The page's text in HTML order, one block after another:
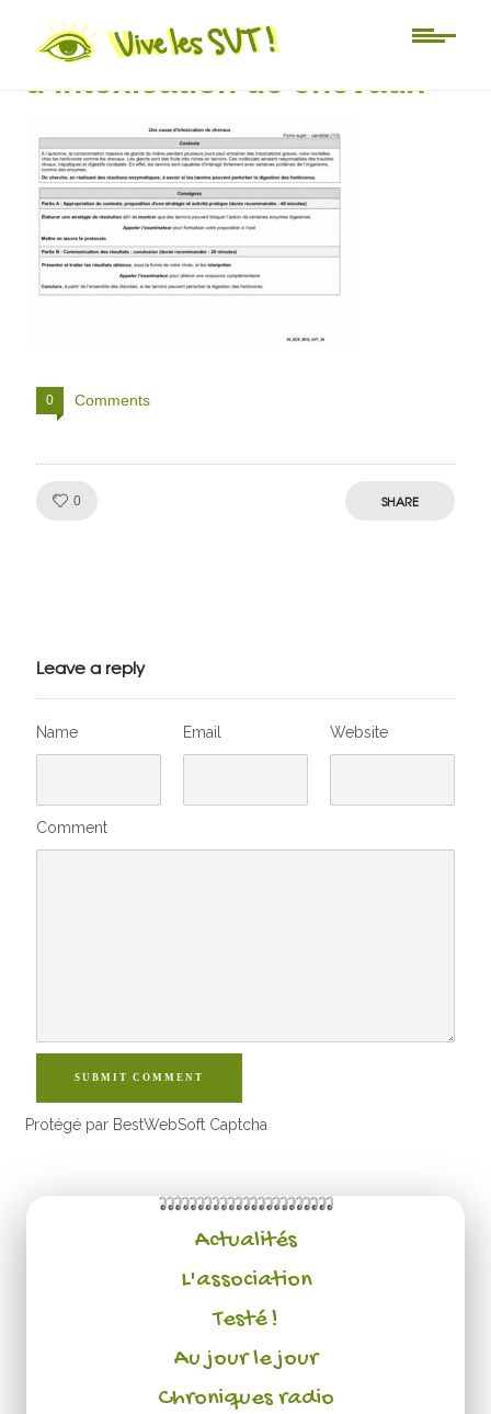
ECE_26_SVT_28 Une cause
d’intoxication de chevaux
0 Comments
0 SHARE
Leave a reply
Name Email Website
Comment
SUBMIT COMMENT
Protégé par BestWebSoft Captcha
Actualités
L'association
Testé !
Au jour le jour
Chroniques radio